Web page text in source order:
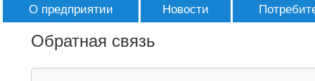
О предприятии
История
Новости
Обратная связь